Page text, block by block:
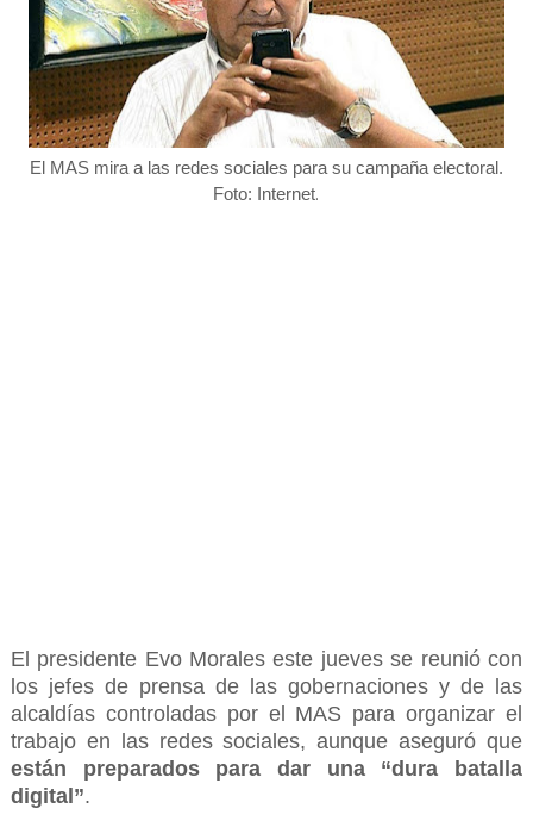
El MAS mira a las redes sociales para su campaña electoral.
Foto: Internet.
El presidente Evo Morales este jueves se reunió con
los jefes de prensa de las gobernaciones y de las
alcaldías controladas por el MAS para organizar el
trabajo en las redes sociales, aunque aseguró que
están preparados para dar una “dura batalla
digital”.